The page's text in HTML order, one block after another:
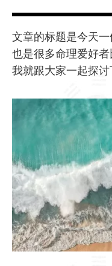
文章的标题是今天
也是很多命理爱好
我就跟大家一起探讨